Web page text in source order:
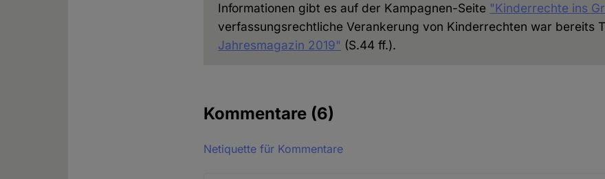
Informationen gibt es auf der Kampagnen-Seite "Kinderrechte ins
verfassungsrechtliche Verankerung von Kinderrechten war bereits
Jahresmagazin 2019" (S.44 ff.).
Kommentare (6)
Netiquette für Kommentare